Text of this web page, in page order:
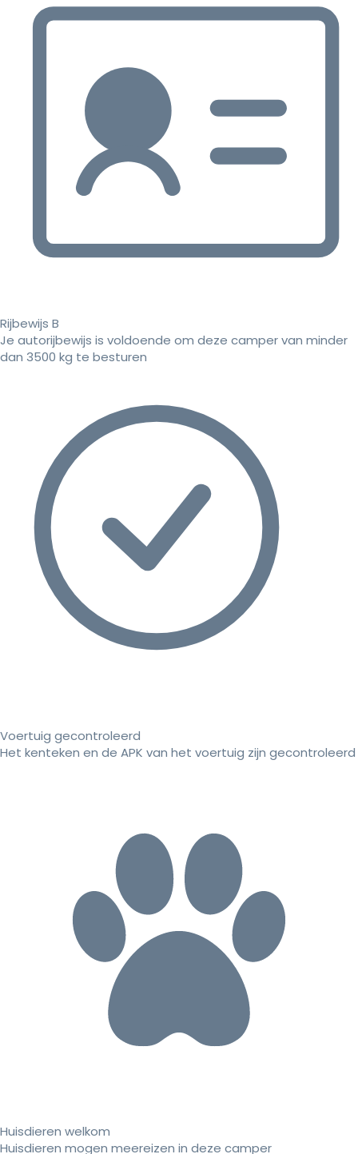
Rijbewijs B
Je autorijbewijs is voldoende om deze camper van minder
dan 3500 kg te besturen
Voertuig gecontroleerd
Het kenteken en de APK van het voertuig zijn gecontroleerd
Huisdieren welkom
Huisdieren mogen meereizen in deze camper